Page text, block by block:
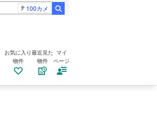
100カメ
お気に入り
物件
最近見た
物件
マイ
ページ